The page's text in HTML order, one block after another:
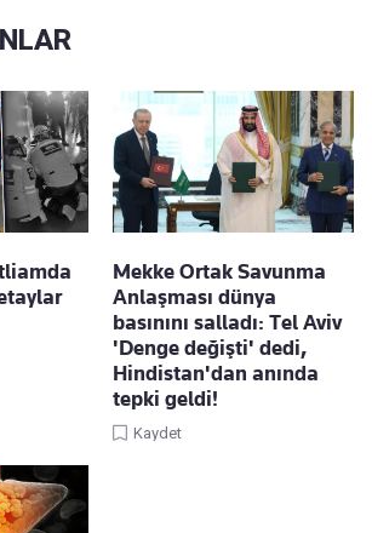
Mekke Ortak Savunma
Anlaşması dünya
basınını salladı: Tel Aviv
'Denge değişti' dedi,
Hindistan'dan anında
tepki geldi!
Kaydet